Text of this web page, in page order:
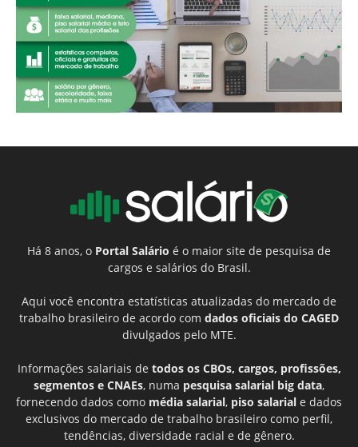
Há 8 anos, o Portal Salário é o maior site de pesquisa de
cargos e salários do Brasil.
Aqui você encontra estatísticas atualizadas do mercado de
trabalho brasileiro de acordo com dados oficiais do CAGED
divulgados pelo MTE.
Informações salariais de todos os CBOs, cargos, profissões,
segmentos e CNAEs, numa pesquisa salarial big data,
fornecendo dados como média salarial, piso salarial e dados
exclusivos do mercado de trabalho brasileiro como perfil,
tendências, diversidade racial e de gênero.